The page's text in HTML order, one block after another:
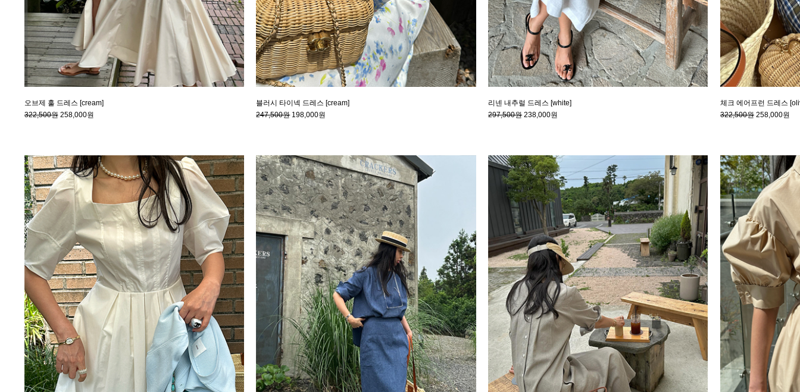
오브제 훌 드레스 [cream]
322,500원 258,000원
블러시 타이넥 드레스 [cream]
247,500원 198,000원
리넨 내추럴 드레스 [white]
297,500원 238,000원
체크 에어프런 드레스
322,500원 258,000원